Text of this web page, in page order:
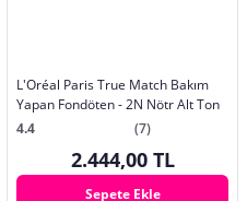
L'Oréal Paris True Match Bakım
Yapan Fondöten - 2N Nötr Alt Ton
4.4
(7)
2.444,00 TL
Sepete Ekle